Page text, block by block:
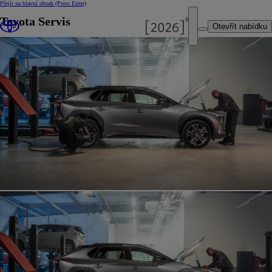
Přejít na hlavní obsah (Press Enter)
Otevřít nabídku
Toyota Servis